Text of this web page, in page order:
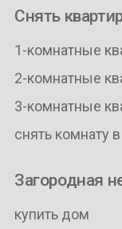
Снять
1-комнатные
2-комнатные
3-комнатные
снять комнату
Загородная
купить дом